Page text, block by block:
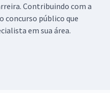
Contribuindo com a
concurso público que
em sua área.